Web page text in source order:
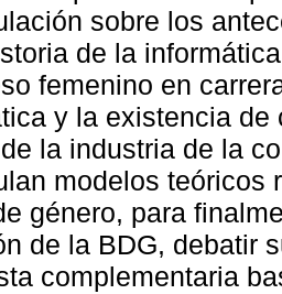
sobre los
de la
femenino en
y la existencia
la industria de la
modelos teóricos
género, para
de la BDG, debatir
complementaria